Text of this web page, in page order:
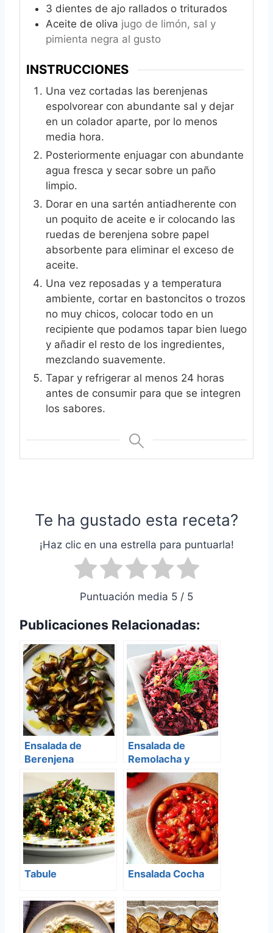
3 dientes de ajo rallados o triturados
Aceite de oliva jugo de limón, sal y
pimienta negra al gusto
INSTRUCCIONES
Una vez cortadas las berenjenas
espolvorear con abundante sal y dejar
en un colador aparte, por lo menos
media hora.
Posteriormente enjuagar con abundante
agua fresca y secar sobre un paño
limpio.
Dorar en una sartén antiadherente con
un poquito de aceite e ir colocando las
ruedas de berenjena sobre papel
absorbente para eliminar el exceso de
aceite.
Una vez reposadas y a temperatura
ambiente, cortar en bastoncitos o trozos
no muy chicos, colocar todo en un
recipiente que podamos tapar bien luego
y añadir el resto de los ingredientes,
mezclando suavemente.
Tapar y refrigerar al menos 24 horas
antes de consumir para que se integren
los sabores.
Te ha gustado esta receta?
¡Haz clic en una estrella para puntuarla!
Puntuación media 5 / 5
Publicaciones Relacionadas:
Ensalada de
Berenjena
Ensalada de
Remolacha y
Nueces
Tabule Ensalada Cocha